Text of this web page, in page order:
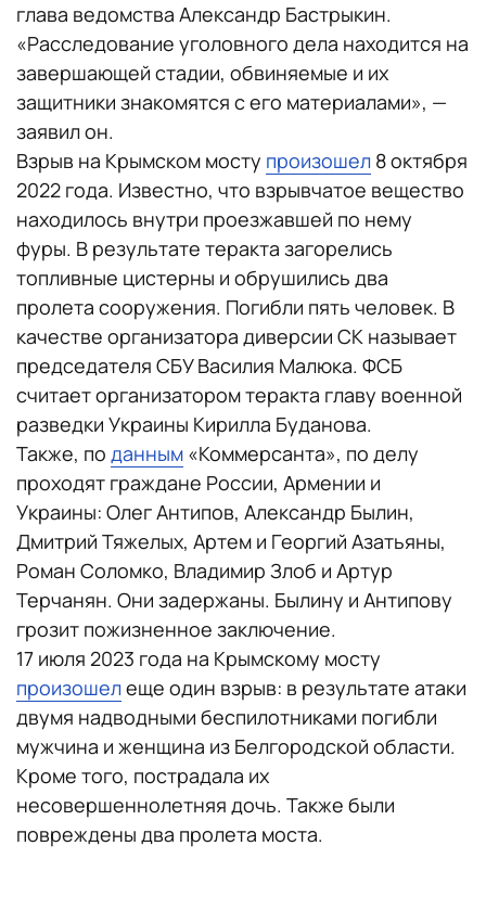
глава ведомства Александр Бастрыкин.
«Расследование уголовного дела находится на
завершающей стадии, обвиняемые и их
защитники знакомятся с его материалами», —
заявил он.
Взрыв на Крымском мосту произошел 8 октября
2022 года. Известно, что взрывчатое вещество
находилось внутри проезжавшей по нему
фуры. В результате теракта загорелись
топливные цистерны и обрушились два
пролета сооружения. Погибли пять человек. В
качестве организатора диверсии СК называет
председателя СБУ Василия Малюка. ФСБ
считает организатором теракта главу военной
разведки Украины Кирилла Буданова.
Также, по данным «Коммерсанта», по делу
проходят граждане России, Армении и
Украины: Олег Антипов, Александр Былин,
Дмитрий Тяжелых, Артем и Георгий Азатьяны,
Роман Соломко, Владимир Злоб и Артур
Терчанян. Они задержаны. Былину и Антипову
грозит пожизненное заключение.
17 июля 2023 года на Крымскому мосту
произошелеще один взрыв: в результате атаки
двумя надводными беспилотниками погибли
мужчина и женщина из Белгородской области.
Кроме того, пострадала их
несовершеннолетняя дочь. Также были
повреждены два пролета моста.